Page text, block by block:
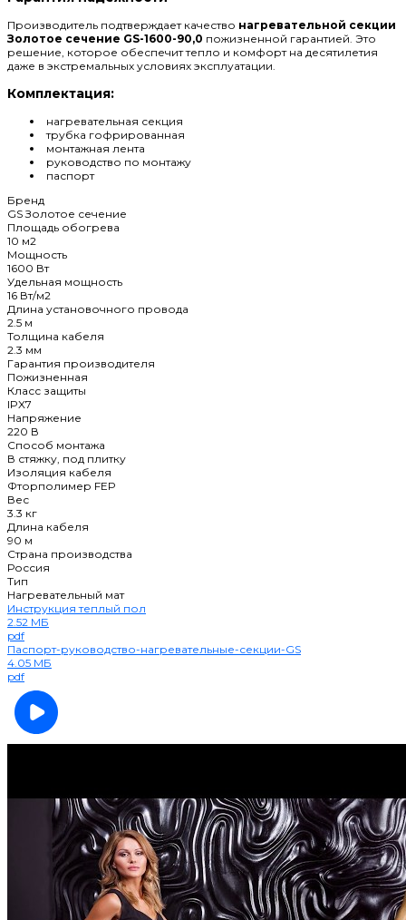
Производитель подтверждает качество нагревательной секции
Золотое сечение GS-1600-90,0 пожизненной гарантией. Это
решение, которое обеспечит тепло и комфорт на десятилетия
даже в экстремальных условиях эксплуатации.
Комплектация:
нагревательная секция
трубка гофрированная
монтажная лента
руководство по монтажу
паспорт
Бренд
GS Золотое сечение
Площадь обогрева
10 м2
Мощность
1600 Вт
Удельная мощность
16 Вт/м2
Длина установочного провода
2.5 м
Толщина кабеля
2.3 мм
Гарантия производителя
Пожизненная
Класс защиты
IPX7
Напряжение
220 В
Способ монтажа
В стяжку, под плитку
Изоляция кабеля
Фторполимер FEP
Вес
3.3 кг
Длина кабеля
90 м
Страна производства
Россия
Тип
Нагревательный мат
Инструкция теплый пол
2.52 МБ
pdf
Паспорт-руководство-нагревательные-секции-GS
4.05 МБ
pdf